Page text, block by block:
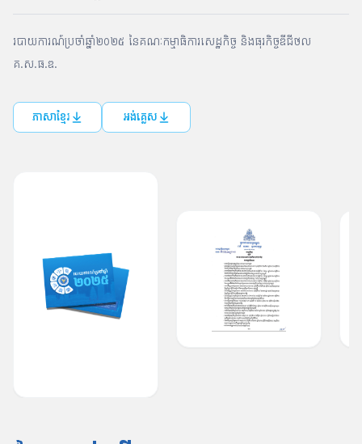
អនុក្រឹត្យស្តីពីការចុះឈ្មោះអ្នកសេដ្ឋកិច្ចក្រៅប្រព័ន្ធ